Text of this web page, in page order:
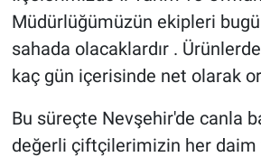
Müdürlüğümüzün ekipleri
sahada olacaklardır .
kaç gün içerisinde net olarak
Bu süreçte Nevşehir'de canla
değerli çiftçilerimizin her daim
Haberde İnsan